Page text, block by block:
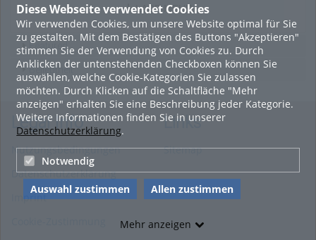
Diese Webseite verwendet Cookies
Wir verwenden Cookies, um unsere Website optimal für Sie
zu gestalten. Mit dem Bestätigen des Buttons "Akzeptieren"
stimmen Sie der Verwendung von Cookies zu. Durch
Anklicken der untenstehenden Checkboxen können Sie
auswählen, welche Cookie-Kategorien Sie zulassen
möchten. Durch Klicken auf die Schaltfläche "Mehr
anzeigen" erhalten Sie eine Beschreibung jeder Kategorie.
Weitere Informationen finden Sie in unserer
Datenschutzerklärung.
Notwendig
Auswahl zustimmen Allen zustimmen
Mehr anzeigen
LADE MEHR
Featured
Beliebtheit
Legal Info
Nutzungsbedingungen
Datenschutzerklärung
Imprint
Links
Sitemap